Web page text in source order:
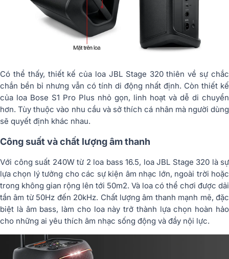
Có thể thấy, thiết kế của loa JBL Stage 320 thiên về sự chắc
chắn bền bỉ nhưng vẫn có tính di động nhất định. Còn thiết kế
của loa Bose S1 Pro Plus nhỏ gọn, linh hoạt và dễ di chuyển
hơn. Tùy thuộc vào nhu cầu và sở thích cá nhân mà người dùng
sẽ quyết định khác nhau.
Công suất và chất lượng âm thanh
Với công suất 240W từ 2 loa bass 16.5, loa JBL Stage 320 là sự
lựa chọn lý tưởng cho các sự kiện âm nhạc lớn, ngoài trời hoặc
trong không gian rộng lên tới 50m2. Và loa có thể chơi được dải
tần âm từ 50Hz đến 20kHz. Chất lượng âm thanh mạnh mẽ, đặc
biệt là âm bass, làm cho loa này trở thành lựa chọn hoàn hảo
cho những ai yêu thích âm nhạc sống động và đầy nội lực.